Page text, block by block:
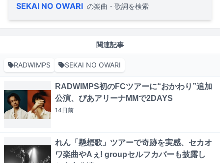
SEKAI NO OWARI の楽曲・歌詞を検索
関連記事
RADWIMPS SEKAI NO OWARI
RADWIMPS初のFCツアーに“おかわり”追加
公演、ぴあアリーナMMで2DAYS
14日前
れん「懸想歌」ツアーで奇跡を実感、セカオ
ワ楽曲やAぇ! groupセルフカバーも披露し